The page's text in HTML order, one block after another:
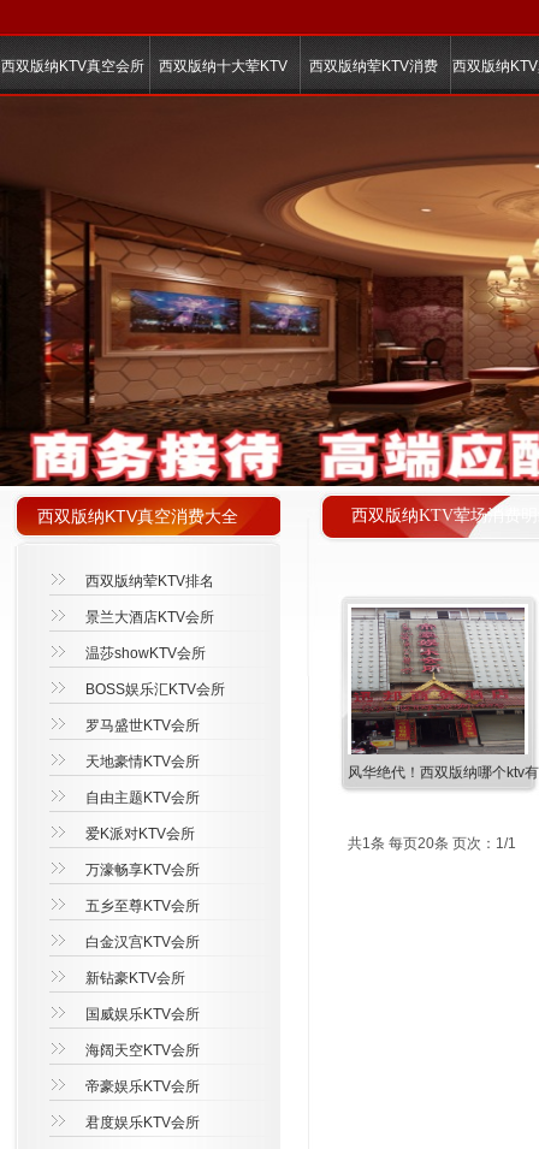
西双版纳KTV真空会所 西双版纳十大荤KTV 西双版纳荤KTV消费 西双版纳
西双版纳KTV荤场消费
风华绝代！西双版纳哪个ktv
共1条 每页20条 页次：1/1
西双版纳KTV真空消费大全
西双版纳荤KTV排名
景兰大酒店KTV会所
温莎showKTV会所
BOSS娱乐汇KTV会所
罗马盛世KTV会所
天地豪情KTV会所
自由主题KTV会所
爱K派对KTV会所
万濠畅享KTV会所
五乡至尊KTV会所
白金汉宫KTV会所
新钻豪KTV会所
国威娱乐KTV会所
海阔天空KTV会所
帝豪娱乐KTV会所
君度娱乐KTV会所